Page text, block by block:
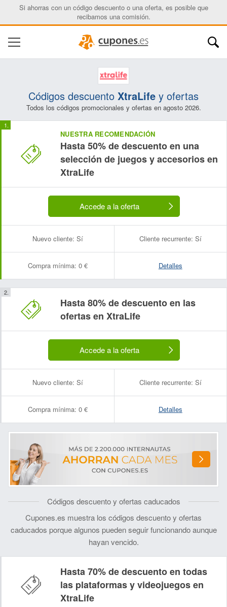
Si ahorras con un código descuento o una oferta, es posible que
recibamos una comisión.
Códigos descuento XtraLife y ofertas
Todos los códigos promocionales y ofertas en agosto 2026.
NUESTRA RECOMENDACIÓN
Hasta 50% de descuento en una
selección de juegos y accesorios en
XtraLife
Accede a la oferta
Nuevo cliente: Sí Cliente recurrente: Sí
Compra mínima: 0 € Detalles
Hasta 80% de descuento en las
ofertas en XtraLife
Accede a la oferta
Nuevo cliente: Sí Cliente recurrente: Sí
Compra mínima: 0 € Detalles
Códigos descuento y ofertas caducados
Cupones.es muestra los códigos descuento y ofertas
caducados porque algunos pueden seguir funcionando aunque
hayan vencido.
Hasta 70% de descuento en todas
las plataformas y videojuegos en
XtraLife